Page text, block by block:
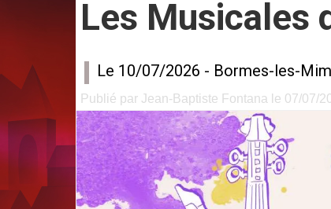
Les Musicales
Le 10/07/2026 - Bormes-les-
Publié par Jean-Baptiste Fontana le 07/07/